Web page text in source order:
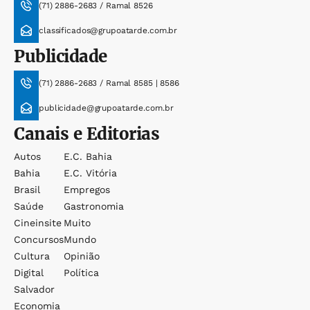
(71) 2886-2683 / Ramal 8526
classificados@grupoatarde.com.br
Publicidade
(71) 2886-2683 / Ramal 8585 | 8586
publicidade@grupoatarde.com.br
Canais e Editorias
Autos
Bahia
Brasil
Saúde
Cineinsite
Concursos
Cultura
Digital
Salvador
Economia
E.c. Bahia
E.c. Vitória
Empregos
Gastronomia
Muito
Mundo
Opinião
Política